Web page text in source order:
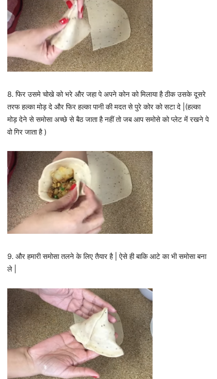
8. फिर उसमे चोखे को भरे और जहा पे अपने कोन को मिलाया है ठीक उसके दूसरे
तरफ हल्का मोड़ दे और फिर हल्का पानी की मदत से पुरे कोर को सटा दे |(हल्का
मोड़ देने से समोसा अच्छे से बैठ जाता है नहीं तो जब आप समोसे को प्लेट में रखने पे
वो गिर जाता है )
9. और हमारी समोसा तलने के लिए तैयार है | ऐसे ही बाकि आटे का भी समोसा बना
ले |